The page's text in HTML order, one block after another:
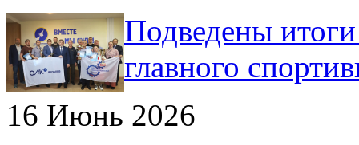
Подведены
главного
16 Июнь 2026